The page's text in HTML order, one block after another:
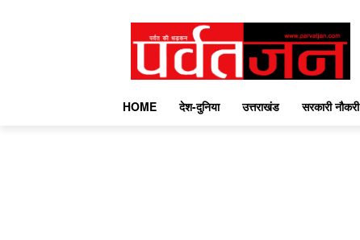
HOME देश-दुनिया उत्तराखंड सरकारी नौकरी